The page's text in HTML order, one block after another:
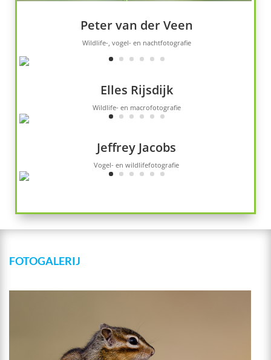
Peter van der Veen
Wildlife-, vogel- en nachtfotografie
Elles Rijsdijk
Wildlife- en macrofotografie
Jeffrey Jacobs
Vogel- en wildlifefotografie
FOTOGALERIJ